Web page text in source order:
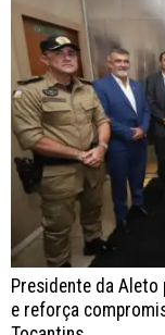
Presidente da
e reforça